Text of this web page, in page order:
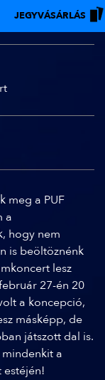
JEGYVÁSÁRLÁS
meg a PUF
a
hogy nem
is beöltöznénk
lesz
27-én 20
a koncepció,
másképp, de
játszott dal is.
a